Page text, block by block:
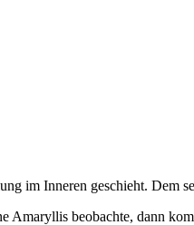
im Inneren geschieht. Dem
beobachte, dann